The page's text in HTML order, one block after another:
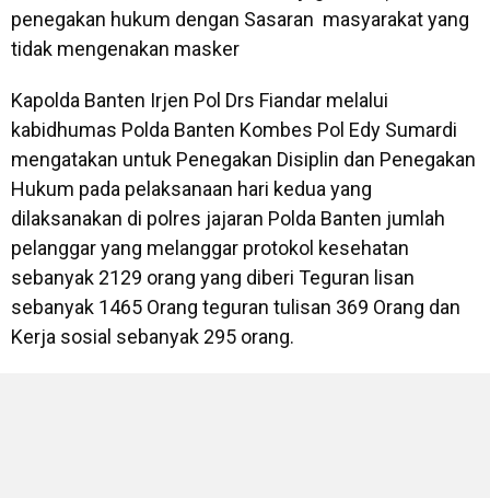
penegakan hukum dengan Sasaran masyarakat yang
tidak mengenakan masker
Kapolda Banten Irjen Pol Drs Fiandar melalui
kabidhumas Polda Banten Kombes Pol Edy Sumardi
mengatakan untuk Penegakan Disiplin dan Penegakan
Hukum pada pelaksanaan hari kedua yang
dilaksanakan di polres jajaran Polda Banten jumlah
pelanggar yang melanggar protokol kesehatan
sebanyak 2129 orang yang diberi Teguran lisan
sebanyak 1465 Orang teguran tulisan 369 Orang dan
Kerja sosial sebanyak 295 orang.